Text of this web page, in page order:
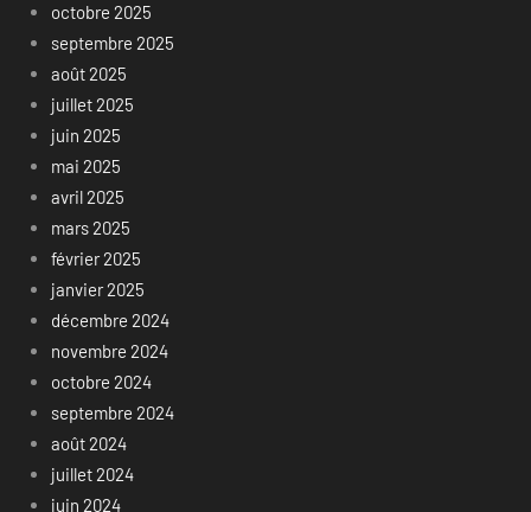
octobre 2025
septembre 2025
août 2025
juillet 2025
juin 2025
mai 2025
avril 2025
mars 2025
février 2025
janvier 2025
décembre 2024
novembre 2024
octobre 2024
septembre 2024
août 2024
juillet 2024
juin 2024